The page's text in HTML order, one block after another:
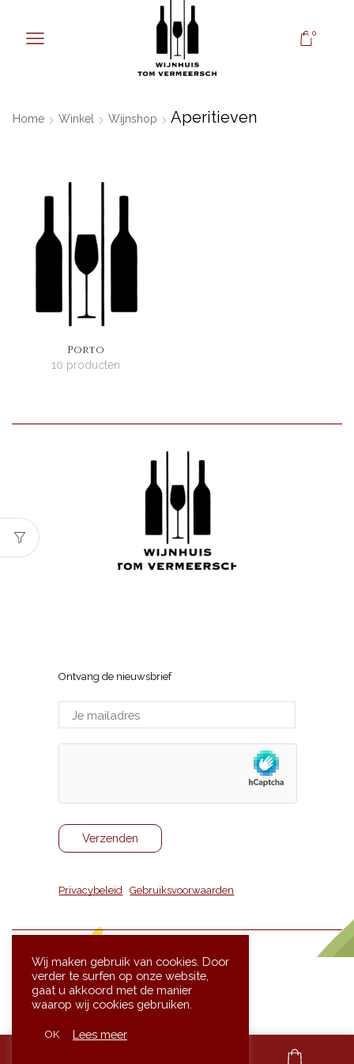
0
Home Winkel Wijnshop Aperitieven
Porto
10 producten
Ontvang de nieuwsbrief
Privacybeleid |Gebruiksvoorwaarden
framingdesk
Wij maken gebruik van cookies. Door
verder te surfen op onze website,
gaat u akkoord met de manier
waarop wij cookies gebruiken.
OK Lees meer